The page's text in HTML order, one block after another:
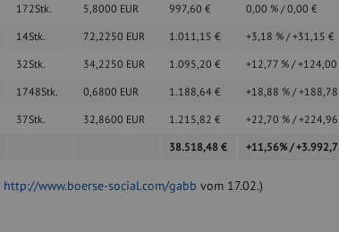
38.518,48 € +11,56%/
172Stk. 5,8000 EUR 997,60 € 0,00 %/0,00 €
14Stk. 72,2250 EUR 1.011,15 € +3,18 %/+31,15 €
32Stk. 34,2250 EUR 1.095,20 € +12,77 %/+124,00
1748Stk. 0,6800 EUR 1.188,64 € +18,88 %/+188,78
37Stk. 32,8600 EUR 1.215,82 € +22,70 %/+224,96
http://www.boerse-social.com/gabb vom 17.02.)